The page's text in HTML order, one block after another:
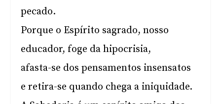
pecado.
Porque o Espírito sagrado, nosso
educador, foge da hipocrisia,
afasta-se dos pensamentos insensatos
e retira-se quando chega a iniquidade.